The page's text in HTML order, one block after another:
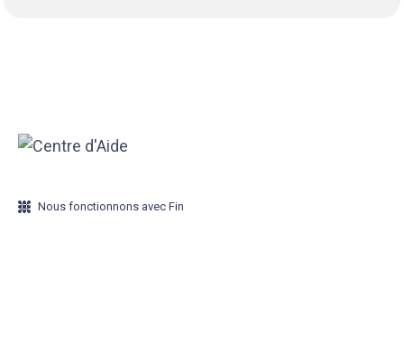
Nous fonctionnons avec Fin